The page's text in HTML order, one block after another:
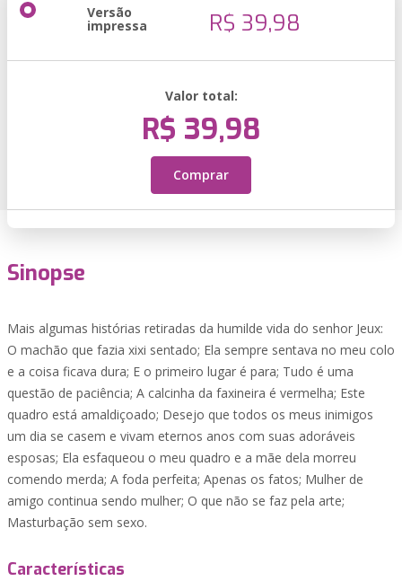
Versão
impressa R$ 39,98
Valor total:
R$ 39,98
Comprar
Sinopse
Mais algumas histórias retiradas da humilde vida do senhor Jeux:
O machão que fazia xixi sentado; Ela sempre sentava no meu colo
e a coisa ficava dura; E o primeiro lugar é para; Tudo é uma
questão de paciência; A calcinha da faxineira é vermelha; Este
quadro está amaldiçoado; Desejo que todos os meus inimigos
um dia se casem e vivam eternos anos com suas adoráveis
esposas; Ela esfaqueou o meu quadro e a mãe dela morreu
comendo merda; A foda perfeita; Apenas os fatos; Mulher de
amigo continua sendo mulher; O que não se faz pela arte;
Masturbação sem sexo.
Características